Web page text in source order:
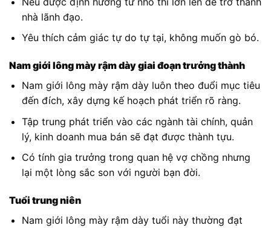
nhà lãnh đạo.
Yêu thích cảm giác tự do tự tại, không muốn gò bó.
Nam giới lông mày rậm dày giai đoạn trưởng thành
Nam giới lông mày rậm dày luôn theo đuổi mục tiêu
đến đích, xây dựng kế hoạch phát triển rõ ràng.
Tập trung phát triển vào các ngành tài chính, quản
lý, kinh doanh mua bán sẽ đạt được thành tựu.
Có tính gia trưởng trong quan hệ vợ chồng nhưng
lại một lòng sắc son với người bạn đời.
Tuổi trung niên
Nam giới lông mày rậm dày tuổi này thường đạt